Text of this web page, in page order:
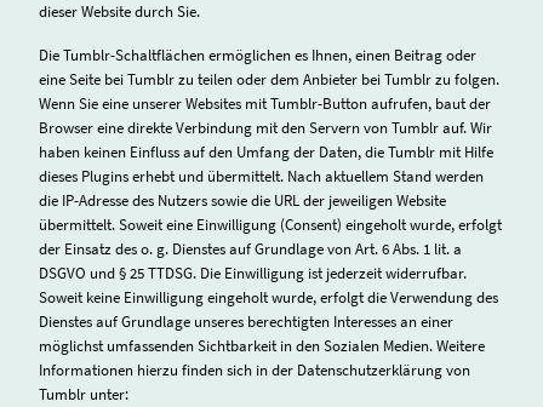
dieser Website durch Sie.
Die Tumblr-Schaltflächen ermöglichen es Ihnen, einen Beitrag oder
eine Seite bei Tumblr zu teilen oder dem Anbieter bei Tumblr zu folgen.
Wenn Sie eine unserer Websites mit Tumblr-Button aufrufen, baut der
Browser eine direkte Verbindung mit den Servern von Tumblr auf. Wir
haben keinen Einfluss auf den Umfang der Daten, die Tumblr mit Hilfe
dieses Plugins erhebt und übermittelt. Nach aktuellem Stand werden
die IP-Adresse des Nutzers sowie die URL der jeweiligen Website
übermittelt. Soweit eine Einwilligung (Consent) eingeholt wurde, erfolgt
der Einsatz des o. g. Dienstes auf Grundlage von Art. 6 Abs. 1 lit. a
DSGVO und § 25 TTDSG. Die Einwilligung ist jederzeit widerrufbar.
Soweit keine Einwilligung eingeholt wurde, erfolgt die Verwendung des
Dienstes auf Grundlage unseres berechtigten Interesses an einer
möglichst umfassenden Sichtbarkeit in den Sozialen Medien. Weitere
Informationen hierzu finden sich in der Datenschutzerklärung von
Tumblr unter: